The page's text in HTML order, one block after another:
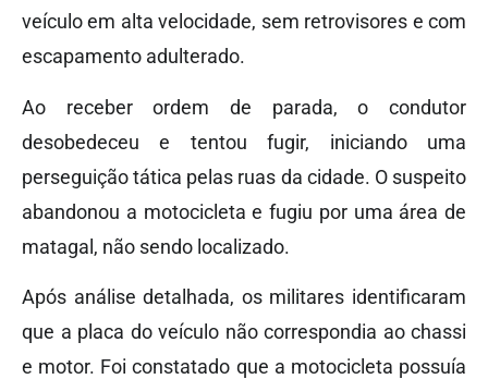
veículo em alta velocidade, sem retrovisores e com
escapamento adulterado.
Ao receber ordem de parada, o condutor
desobedeceu e tentou fugir, iniciando uma
perseguição tática pelas ruas da cidade. O suspeito
abandonou a motocicleta e fugiu por uma área de
matagal, não sendo localizado.
Após análise detalhada, os militares identificaram
que a placa do veículo não correspondia ao chassi
e motor. Foi constatado que a motocicleta possuía